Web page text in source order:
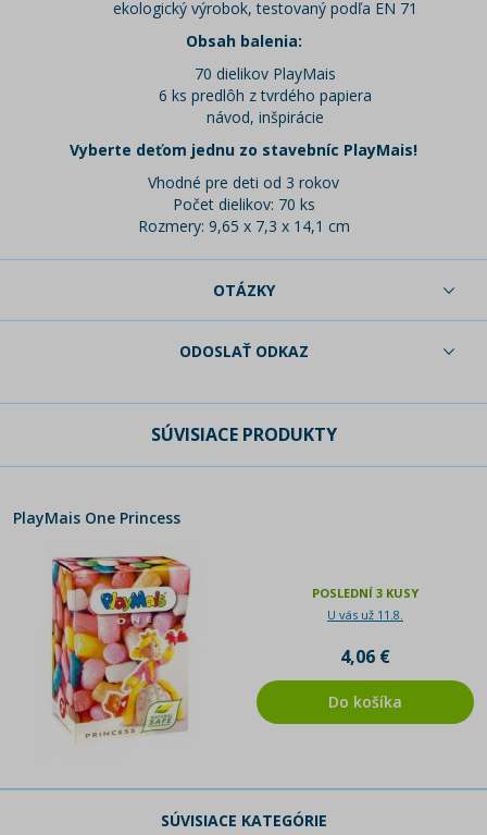
ekologický výrobok, testovaný podľa EN 71
Obsah balenia:
70 dielikov PlayMais
6 ks predlôh z tvrdého papiera
návod, inšpirácie
Vyberte deťom jednu zo stavebníc PlayMais!
Vhodné pre deti od 3 rokov
Počet dielikov: 70 ks
Rozmery: 9,65 x 7,3 x 14,1 cm
OTÁZKY
ODOSLAŤ ODKAZ
SÚVISIACE PRODUKTY
PlayMais One Princess
POSLEDNÍ 3 KUSY
U vás už 11.8.
4,06 €
Do košíka
SÚVISIACE KATEGÓRIE